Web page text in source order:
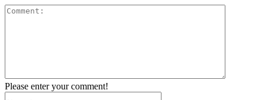
Please enter your comment!